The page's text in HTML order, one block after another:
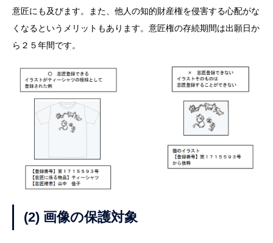
意匠にも及びます。また、他人の知的財産権を侵害する心配がな
くなるというメリットもあります。意匠権の存続期間は出願日か
ら２５年間です。
(2) 画像の保護対象